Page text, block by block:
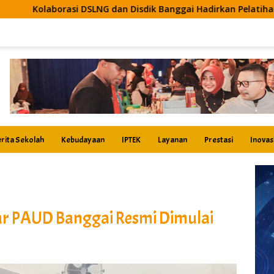
dan Disdik Banggai Hadirkan Pelatihan AI, Guru Siap
Sekolah Kebudayaan IPTEK Layanan Prestasi
PAUD Banggai Resmi Dimulai